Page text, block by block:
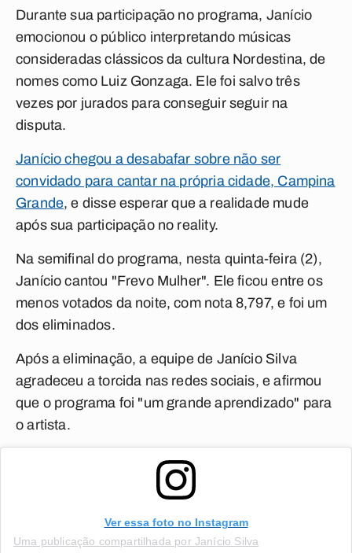
Durante sua participação no programa, Janício
emocionou o público interpretando músicas
consideradas clássicos da cultura Nordestina, de
nomes como Luiz Gonzaga. Ele foi salvo três
vezes por jurados para conseguir seguir na
disputa.
Janício chegou a desabafar sobre não ser
convidado para cantar na própria cidade, Campina
Grande, e disse esperar que a realidade mude
após sua participação no reality.
Na semifinal do programa, nesta quinta-feira (2),
Janício cantou "Frevo Mulher". Ele ficou entre os
menos votados da noite, com nota 8,797, e foi um
dos eliminados.
Após a eliminação, a equipe de Janício Silva
agradeceu a torcida nas redes sociais, e afirmou
que o programa foi "um grande aprendizado" para
o artista.
Ver essa foto no Instagram
Uma publicação compartilhada por Janício Silva